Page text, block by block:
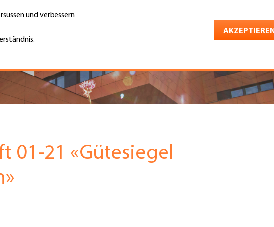
und verbessern
AKZEPTIEREN
Top
Menu
Jobs & Karriere Shop
01-21 «Gütesiegel